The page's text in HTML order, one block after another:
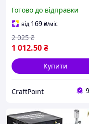
600mm М14 для
високоякісного
змішування
Готово до відправки
від 169₴/міс
1 012.50₴
2 025 ₴
Купити
CraftPoint